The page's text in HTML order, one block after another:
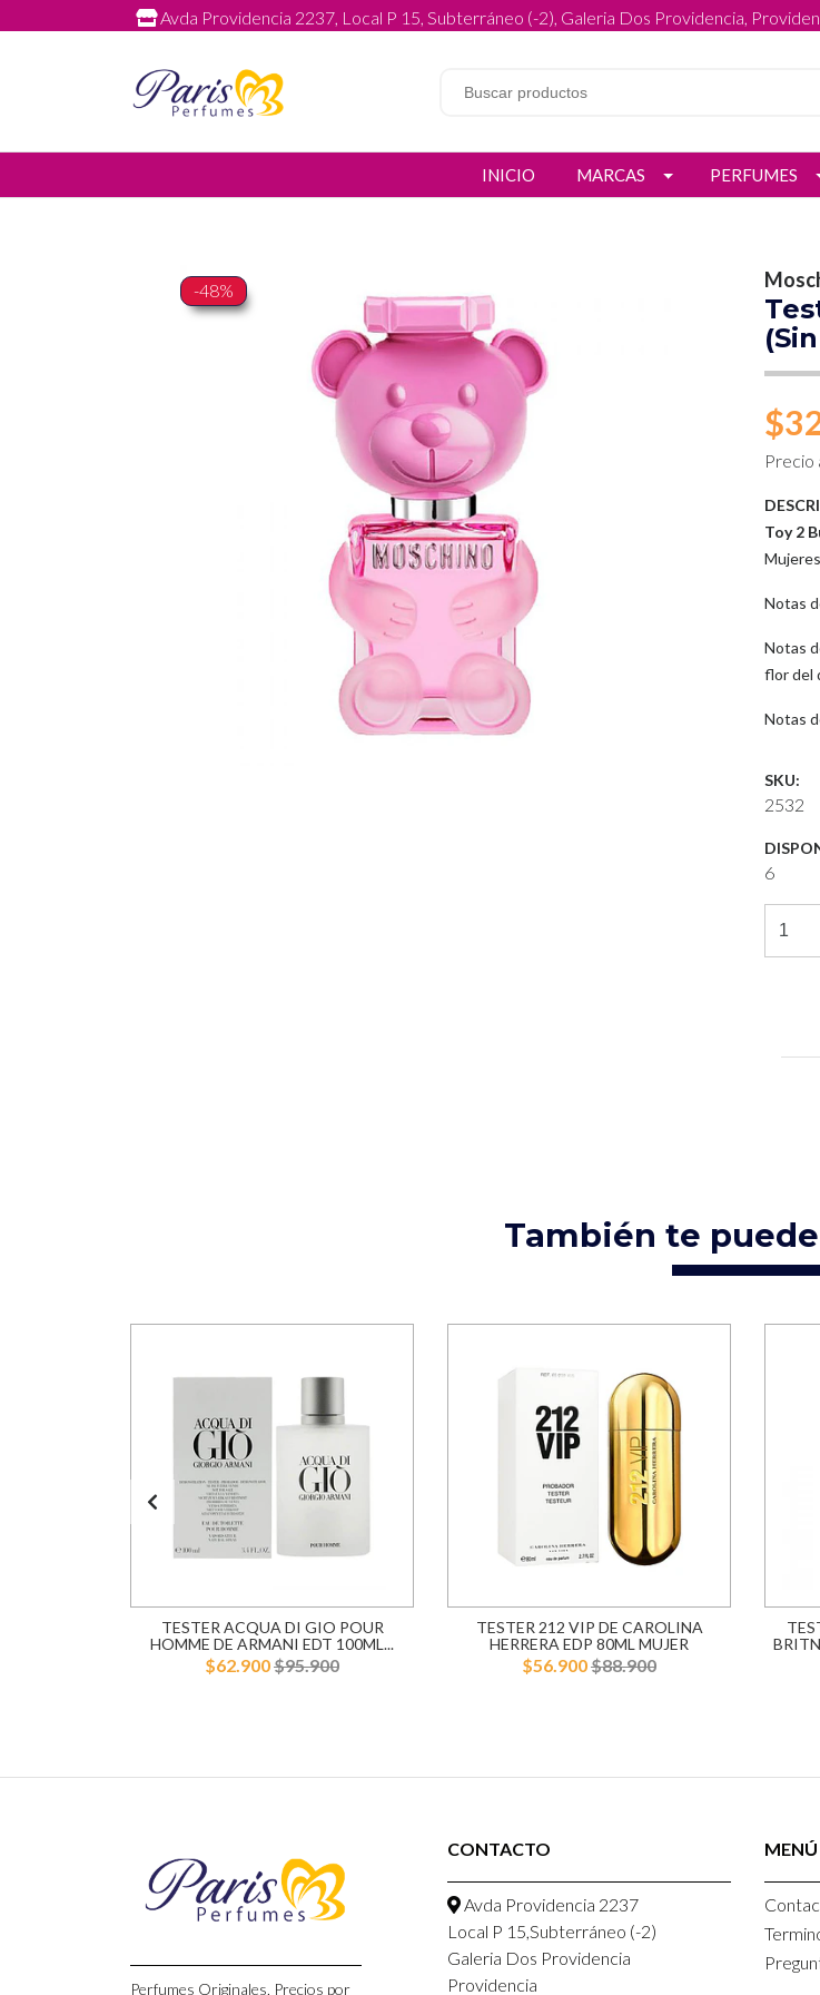
Avda Providencia 2237, Local P 15, Subterráneo (-2), Galeria Dos Providencia,
INICIO MARCAS PERFUMES
-48%
Precio
Toy 2
Notas
Notas
flor del
Notas
SKU:
2532
6
También te
TESTER ACQUA DI GIO POUR
HOMME DE ARMANI EDT 100ML...
$62.900$95.900
TESTER 212 VIP DE CAROLINA
HERRERA EDP 80ML MUJER
$56.900$88.900
Perfumes Originales, Precios por
CONTACTO
Avda Providencia 2237
Local P 15,Subterráneo (-2)
Galeria Dos Providencia
Providencia
MENÚ